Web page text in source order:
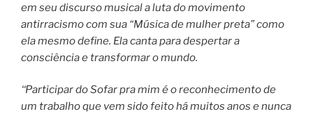
em seu discurso musical a luta do movimento
antirracismo com sua “Música de mulher preta” como
ela mesmo define. Ela canta para despertar a
consciência e transformar o mundo.
‘‘Participar do Sofar pra mim é o reconhecimento de
um trabalho que vem sido feito há muitos anos e nunca